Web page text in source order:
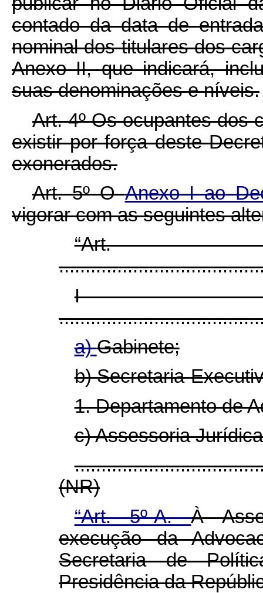
contado da data de
nominal dos titulares dos
Anexo II, que indicará,
suas denominações e níveis.
Art. 4º Os ocupantes dos
existir por força deste
exonerados.
Art. 5º OAnexo I ao
vigorar com as seguintes
I
a)Gabinete;
b) Secretaria-
1. Departamento de
c) Assessoria
(NR)
“Art. 5º-A.À
execução da
Secretaria de
Presidência da